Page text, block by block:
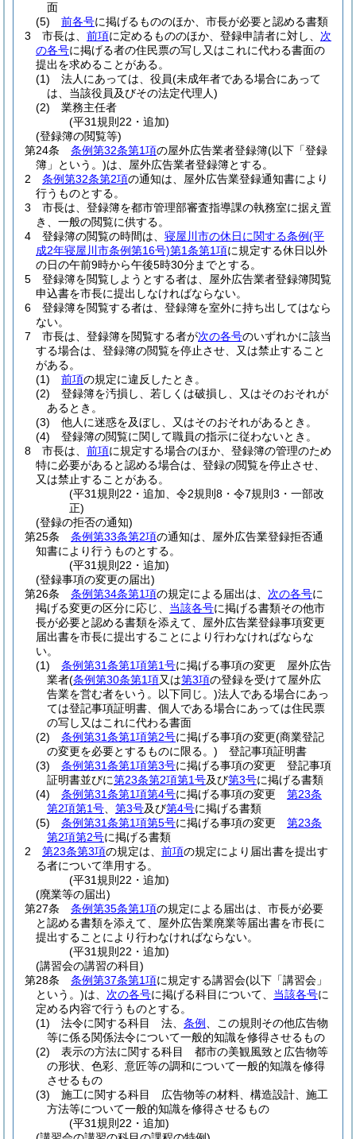
面
(5)
前各号に掲げるもののほか、市長が必要と認める書類
3
市長は、 前項に定めるもののほか、登録申請者に対し、 次
の各号に掲げる者の住民票の写し又はこれに代わる書面の
提出を求めることがある。
(1)
法人にあっては、役員(未成年者である場合にあって
は、当該役員及びその法定代理人)
(2)
業務主任者
(平31規則22・追加)
(登録簿の閲覧等)
第24条
条例第32条第1項の屋外広告業者登録簿(以下「登録
簿」という。)は、屋外広告業者登録簿とする。
2
条例第32条第2項の通知は、屋外広告業登録通知書により
行うものとする。
3
市長は、登録簿を都市管理部審査指導課の執務室に据え置
き、一般の閲覧に供する。
4
登録簿の閲覧の時間は、 寝屋川市の休日に関する条例(平
成2年寝屋川市条例第16号)第1条第1項に規定する休日以外
の日の午前9時から午後5時30分までとする。
5
登録簿を閲覧しようとする者は、屋外広告業者登録簿閲覧
申込書を市長に提出しなければならない。
6
登録簿を閲覧する者は、登録簿を室外に持ち出してはなら
ない。
7
市長は、登録簿を閲覧する者が次の各号のいずれかに該当
する場合は、登録簿の閲覧を停止させ、又は禁止すること
がある。
(1)
前項の規定に違反したとき。
(2)
登録簿を汚損し、若しくは破損し、又はそのおそれが
あるとき。
(3)
他人に迷惑を及ぼし、又はそのおそれがあるとき。
(4)
登録簿の閲覧に関して職員の指示に従わないとき。
8
市長は、 前項に規定する場合のほか、登録簿の管理のため
特に必要があると認める場合は、登録の閲覧を停止させ、
又は禁止することがある。
(平31規則22・追加、令2規則8・令7規則3・一部改
正)
(登録の拒否の通知)
第25条
条例第33条第2項の通知は、屋外広告業登録拒否通
知書により行うものとする。
(平31規則22・追加)
(登録事項の変更の届出)
第26条
条例第34条第1項の規定による届出は、 次の各号に
掲げる変更の区分に応じ、 当該各号に掲げる書類その他市
長が必要と認める書類を添えて、屋外広告業登録事項変更
届出書を市長に提出することにより行わなければならな
い。
(1)
条例第31条第1項第1号に掲げる事項の変更 屋外広告
業者(条例第30条第1項又は第3項の登録を受けて屋外広
告業を営む者をいう。以下同じ。)法人である場合にあっ
ては登記事項証明書、個人である場合にあっては住民票
の写し又はこれに代わる書面
(2)
条例第31条第1項第2号に掲げる事項の変更(商業登記
の変更を必要とするものに限る。) 登記事項証明書
(3)
条例第31条第1項第3号に掲げる事項の変更 登記事項
証明書並びに第23条第2項第1号及び第3号に掲げる書類
(4)
条例第31条第1項第4号に掲げる事項の変更 第23条
第2項第1号
第3号及び第4号に掲げる書類
(5)
条例第31条第1項第5号に掲げる事項の変更 第23条
第2項第2号に掲げる書類
2
第23条第3項の規定は、 前項の規定により届出書を提出す
る者について準用する。
(平31規則22・追加)
(廃業等の届出)
第27条
条例第35条第1項の規定による届出は、市長が必要
と認める書類を添えて、屋外広告業廃業等届出書を市長に
提出することにより行わなければならない。
(平31規則22・追加)
(講習会の講習の科目)
第28条
条例第37条第1項に規定する講習会(以下「講習会」
という。)は、 次の各号に掲げる科目について、 当該各号に
定める内容で行うものとする。
(1)
法令に関する科目 法、 条例
、この規則その他広告物
等に係る関係法令について一般的知識を修得させるもの
(2)
表示の方法に関する科目 都市の美観風致と広告物等
の形状、色彩、意匠等の調和について一般的知識を修得
させるもの
(3)
施工に関する科目 広告物等の材料、構造設計、施工
方法等について一般的知識を修得させるもの
(平31規則22・追加)